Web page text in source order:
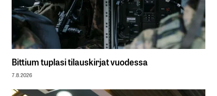
Bittium tuplasi tilauskirjat vuodessa
7.8.2026